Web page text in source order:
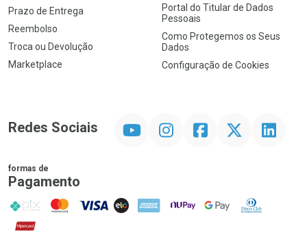
Prazo de Entrega
Reembolso
Troca ou Devolução
Marketplace
Portal do Titular de Dados
Pessoais
Como Protegemos os Seus
Dados
Configuração de Cookies
Redes Sociais InstagramFacebookTwitter Linkedin
formas de
Pagamento
PIX MasterCard
VISA ELO AMEX NuPay Google PayDiners Club
Hipercard